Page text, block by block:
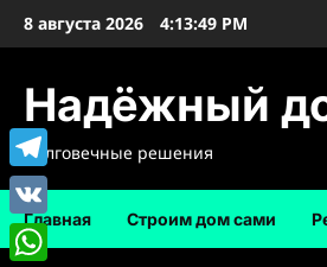
Перейти
8 августа 2026 4:13:51 PM
Надёжный
Долговечные решения
Главная Строим дом сами
Telegram
VK